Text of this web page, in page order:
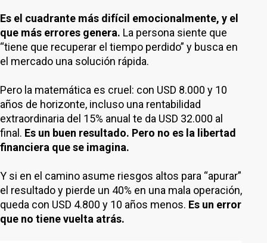
Es el cuadrante más difícil emocionalmente, y el
que más errores genera. La persona siente que
“tiene que recuperar el tiempo perdido” y busca en
el mercado una solución rápida.
Pero la matemática es cruel: con USD 8.000 y 10
años de horizonte, incluso una rentabilidad
extraordinaria del 15% anual te da USD 32.000 al
final. Es un buen resultado. Pero no es la libertad
financiera que se imagina.
Y si en el camino asume riesgos altos para “apurar”
el resultado y pierde un 40% en una mala operación,
queda con USD 4.800 y 10 años menos. Es un error
que no tiene vuelta atrás.